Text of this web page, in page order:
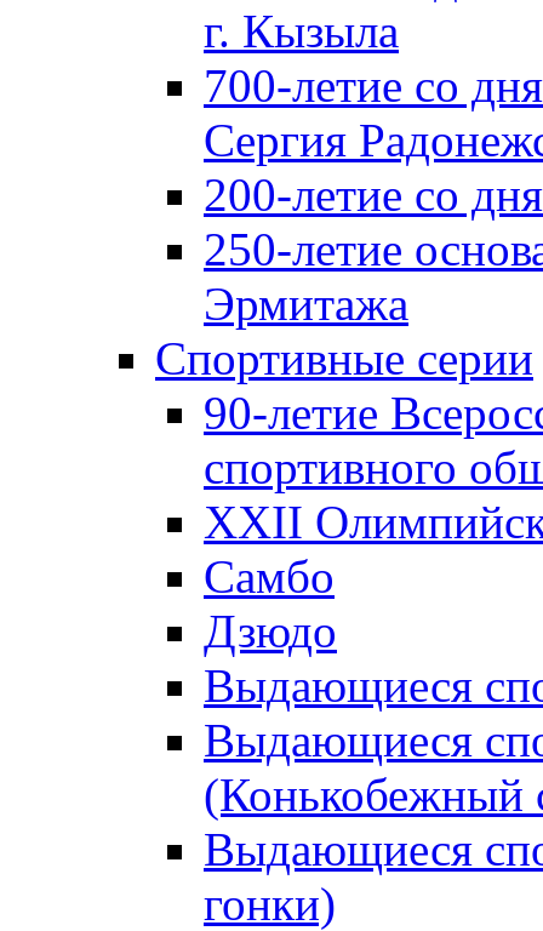
г. Кызыла
700-летие со
Сергия
200-летие со
250-летие
Эрмитажа
Спортивные серии
90-летие
спортивного
XXII
Самбо
Дзюдо
Выдающиеся
Выдающиеся
(Конькобежный
Выдающиеся
гонки)